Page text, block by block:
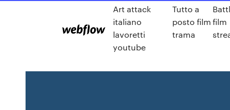
Art attack
italiano
lavoretti
youtube
Tutto a
posto film
trama
film